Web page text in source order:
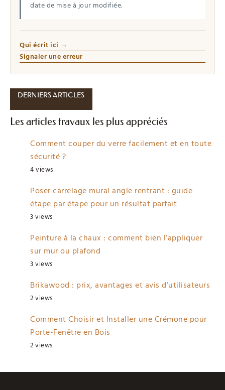
date de mise à jour modifiée.
Qui écrit ici →
Signaler une erreur
DERNIERS ARTICLES
Les articles travaux les plus appréciés
Comment couper du verre facilement et en toute
sécurité ?
4 views
Poser carrelage mural angle rentrant : guide
étape par étape pour un résultat parfait
3 views
Peinture à la chaux : comment bien l’appliquer
sur mur ou plafond
3 views
Brikawood : prix, avantages et avis d’utilisateurs
2 views
Comment Choisir et Installer une Crémone pour
Porte-Fenêtre en Bois
2 views